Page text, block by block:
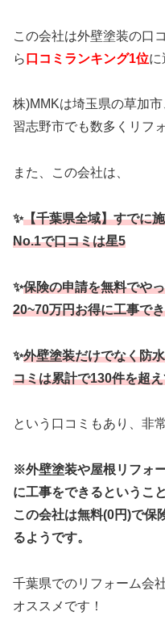
この会社は外壁塗装の口
ら 口コミランキング1位に
株)MMKは埼玉県の草加
習志野市でも数多くリフ
また、この会社は、
✨【千葉県全域】すでに
No.1で口コミは星5
✨保険の申請を無料でや
20~70万円お得に工事で
✨外壁塗装だけでなく防
コミは累計で130件を超
という口コミもあり、非
※外壁塗装や屋根リフォ
に工事をできるというこ
この会社は無料(0円)で保
るようです。
千葉県でのリフォーム会
オススメです！